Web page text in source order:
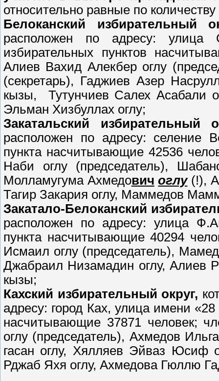
относительно равные по
Белоканский избирательный
расположен по адресу:
избирательных пунктов
Алиев Вахид Алекбер оглу
(секретарь), Гаджиев Азер
кызы,
Тутунчиев Салех Асабали
Эльман Хизбуллах оглу;
Закатальский избирательный
расположен по адресу: селение
пункта насчитывающие 42536
Наби оглу (председатель),
Молламугума Ахмедович оглу(!),
Тагир Закария оглу, Маммедов
Закатало-Белоканский
расположен по адресу: улица
пункта насчитывающие 40294
Исмаил оглу (председатель),
Джабраил Низамадин оглу, Алиев
кызы;
Кахский избирательный округ,
адресу: город Ках, улица имени
насчитывающие 37871 человек;
оглу (председатель), Ахмедов
гасан оглу, Хялляев Эйваз Юсиф
Рджаб Яхя оглу, Ахмедова Гюллю